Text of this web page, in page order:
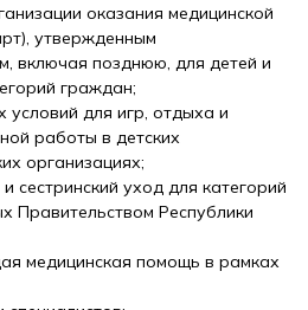
оказания медицинской
утвержденным
включая позднюю, для детей и
граждан;
условий для игр, отдыха и
работы в детских
организациях;
сестринский уход для категорий
Правительством Республики
медицинская помощь в рамках